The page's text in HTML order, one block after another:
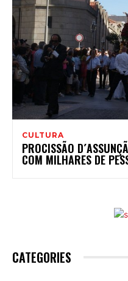
CULTURA
PROCISSÃO
COM MILHARES DE
CATEGORIES